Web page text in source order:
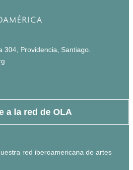
304, Providencia, Santiago.
a la red de OLA
red iberoamericana de artes